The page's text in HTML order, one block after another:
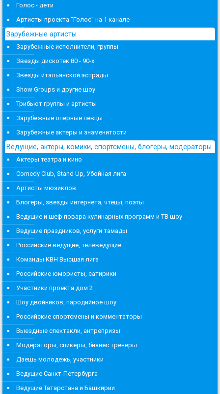
Голос - дети
Артисты проекта "Голос" на 1 канале
Зарубежные артисты
Зарубежные исполнители, группы
Звезды дискотек 80 - 90-х
Звезды итальянской эстрады
Show Groups и другие шоу
Трибьют группы и артисты
Зарубежные оперные певцы
Зарубежные актеры и знаменитости
Ведущие, актеры, комики, спортсмены, блогеры, модераторы
Актеры театра и кино
Comedy Club, Stand Up, Убойная лига
Артисты мюзиклов
Блогеры, звезды интернета, чтецы, поэты
Ведущие и шеф повара кулинарных программ и ТВ шоу
Ведущие праздников, услуги тамады
Российские ведущие, телеведущие
Команды КВН Высшая лига
Российские юмористы, сатирики
Участники проекта дом 2
Шоу двойников, пародийное шоу
Российские спортсмены и комментаторы
Выездные спектакли, антрепризы
Модераторы, спикеры, бизнес тренеры
Даешь молодежь, участники
Ведущие Санкт-Петербурга
Ведущие Татарстана и Башкирии